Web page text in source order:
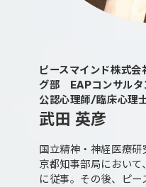
ピースマインド株式
グ部 EAPコンサルタ
公認心理師/臨床心理
武田 英彦
国立精神・神経医療
京都知事部局におい
に従事。その後、ピー